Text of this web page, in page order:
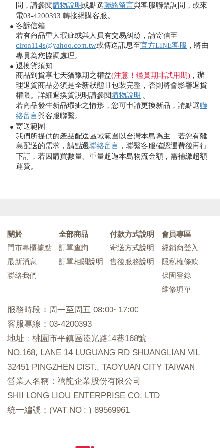
問，請參閱購物說明或點選聯絡留言與客服聯繫詢問，或來
電03-4200393 轉接網購客服。
● 客訴信箱
若有商品重大瑕疵或與人員有交易糾紛，請寄信至
ciron114s@yahoo.com.tw或傳送訊息至官方LINE客服 ，將由
專員為您協調處理。
● 退換貨須知
商品到貨享七天猶豫期之權益(注意！鑑賞期非試用期) ，辦
理退貨商品必須是全新狀態且包裝完整，否則將會影響退貨
權限。詳細退換貨說明請參閱購物說明 。
若商品發生新品瑕疵之情形，您可申請更換新品，請點選聯
絡留言與客服聯繫。
● 寄送範圍
我們所提供的產品配送區域範圍以台灣本島為主，若您有離
島配送的需求，請點選聯絡留言 ，聯繫客服確認運費後再行
下訂，若因購買數量、重量超過本島物流金額，需補繳超額
運費。
關於
門市專櫃據點
最新消息
聯絡我們
全部商品
訂單查詢
訂單相關說明
付款方式說明
寄送方式說明
售後服務說明
會員專區
經銷商登入
隱私權條款
保固登錄
維修填單
服務時段：周一至周五 08:00~17:00
客服專線：03-4200393
地址：桃園市平鎮區陸光路14巷168號
NO.168, LANE 14 LUGUANG RD SHUANGLIAN VIL
32451 PINGZHEN DIST., TAOYUAN CITY TAIWAN
營業人名稱：禧龍企業股份有限公司
SHII LONG LIOU ENTERPRISE CO. LTD
統一編號：(VAT NO : ) 89569961